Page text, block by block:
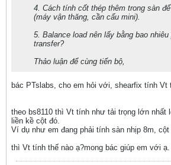
4. Cách tính cốt thép thêm trong sàn
(máy vận thăng, cần cẩu mini).
5. Balance load nên lấy bằng bao
transfer?
Thảo luận để cùng tiến bộ,
bác PTslabs, cho em hỏi với, shearfix tính Vt
theo bs8110 thì Vt tính như tải trọng lớn nhất
liền kề cột đó.
Ví dụ như em đang phải tính sàn nhịp 8m,
thì Vt tính thế nào ạ?mong bác giúp em với ạ.